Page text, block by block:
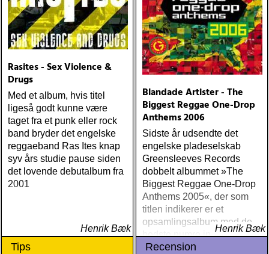
Rasites - Sex Violence &
Drugs
Med et album, hvis titel
ligeså godt kunne være
taget fra et punk eller rock
band bryder det engelske
reggaeband Ras Ites knap
syv års studie pause siden
det lovende debutalbum fra
2001
Henrik Bæk
Blandade Artister - The
Biggest Reggae One-Drop
Anthems 2006
Sidste år udsendte det
engelske pladeselskab
Greensleeves Records
dobbelt albummet »The
Biggest Reggae One-Drop
Anthems 2005«, der som
titlen indikerer er et
opsamlingsalbum med de
bedste numre indenfor den
populære reggaestil kaldet
Henrik Bæk
Tips Recension